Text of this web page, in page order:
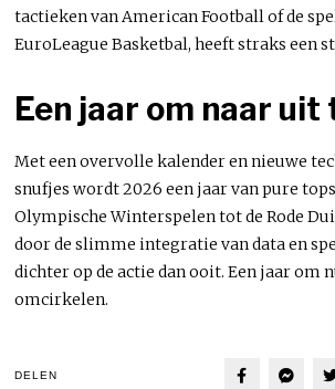
tactieken van American Football of de
EuroLeague Basketbal, heeft straks een
Een jaar om naar uit
Met een overvolle kalender en nieuwe
snufjes wordt 2026 een jaar van pure
Olympische Winterspelen tot de Rode
door de slimme integratie van data en
dichter op de actie dan ooit. Een jaar om
omcirkelen.
DELEN